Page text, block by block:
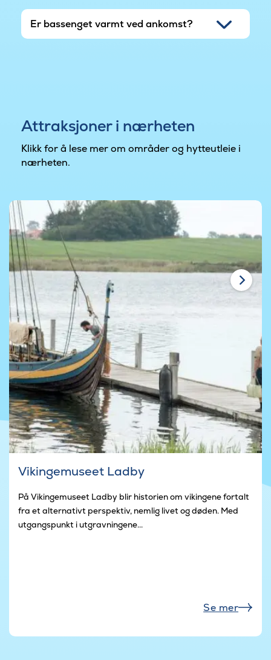
Er bassenget varmt ved ankomst?
Attraksjoner i nærheten
Klikk for å lese mer om områder og hytteutleie i
nærheten.
Vikingemuseet Ladby
På Vikingemuseet Ladby blir historien om vikingene fortalt
fra et alternativt perspektiv, nemlig livet og døden. Med
utgangspunkt i utgravningene...
Se mer